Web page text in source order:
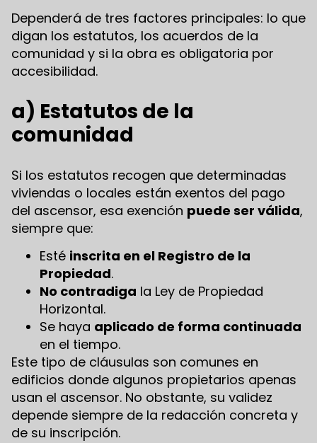
Dependerá de tres factores principales: lo que
digan los estatutos, los acuerdos de la
comunidad y si la obra es obligatoria por
accesibilidad.
a) Estatutos de la
comunidad
Si los estatutos recogen que determinadas
viviendas o locales están exentos del pago
del ascensor, esa exención puede ser válida,
siempre que:
Esté inscrita en el Registro de la
Propiedad.
No contradiga la Ley de Propiedad
Horizontal.
Se haya aplicado de forma continuada
en el tiempo.
Este tipo de cláusulas son comunes en
edificios donde algunos propietarios apenas
usan el ascensor. No obstante, su validez
depende siempre de la redacción concreta y
de su inscripción.